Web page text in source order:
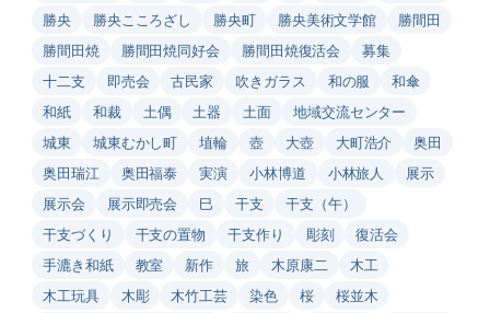
勝央
勝央こころざし 勝央町 勝央美術文学館
勝間田
勝間田焼
勝間田焼同好会 勝間田焼復活会
募集
十二支
即売会 古民家 吹きガラス 和の服
和傘
和紙
和裁 土偶 土器 土面
地域交流センター
城東
城東むかし町 埴輪 壺 大壺 大町浩介
奥田
奥田瑞江
奥田福泰 実演 小林博道 小林旅人
展示
展示会
展示即売会 巳 干支
干支（午）
干支づくり
干支の置物 干支作り 彫刻
復活会
手漉き和紙
教室 新作 旅 木原康二
木工
木工玩具
木彫 木竹工芸 染色 桜
桜並木